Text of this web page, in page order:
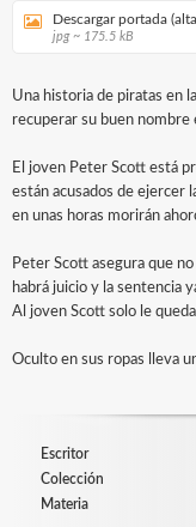
Descargar portada
jpg ~ 175.5 kB
Una historia de piratas en
recuperar su buen nombre
El joven Peter Scott está
están acusados de ejercer
en unas horas morirán
Peter Scott asegura que
habrá juicio y la sentencia
Al joven Scott solo le
Oculto en sus ropas lleva
Escritor
Colección
Materia